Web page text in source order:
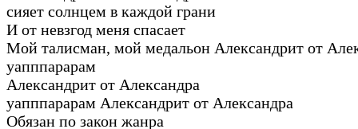
сияет солнцем в каждой грани
И от невзгод меня спасает
Мой талисман, мой медальон Александрит от
уапппарарам
Александрит от Александра
уапппарарам Александрит от Александра
Обязан по закон жанра